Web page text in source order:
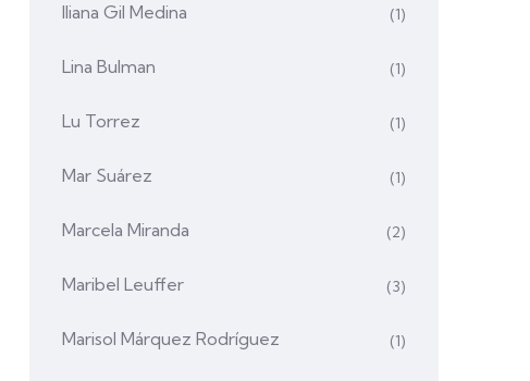
Iliana Gil Medina (1)
Lina Bulman (1)
Lu Torrez (1)
Mar Suárez (1)
Marcela Miranda (2)
Maribel Leuffer (3)
Marisol Márquez Rodríguez (1)